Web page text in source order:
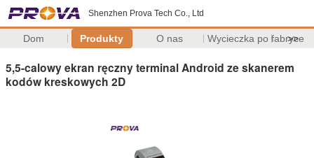
Shenzhen Prova Tech Co., Ltd
Dom Produkty O nas Wycieczka po fabryce
>>
5,5-calowy ekran ręczny terminal Android ze skanerem
kodów kreskowych 2D